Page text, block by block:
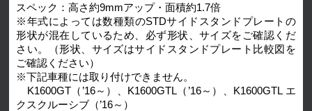
スペック：高さ約9mmアップ・面積約1.7倍
※年式によっては数種類のSTDサイドスタンドプレートの
形状が混在しているため、必ず形状、サイズをご確認くだ
さい。（形状、サイズはサイドスタンドプレート比較図を
ご確認ください）
※下記車種には取り付けできません。
K1600GT（’16～）、K1600GTL（’16～）、K1600GTL エ
クスクルーシブ（’16～）